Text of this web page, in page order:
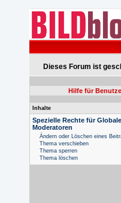
Dieses Forum ist
Hilfe für
Inhalte
Spezielle Rechte für Globale
Moderatoren
Ändern oder Löschen eines
Thema verschieben
Thema sperren
Thema löschen